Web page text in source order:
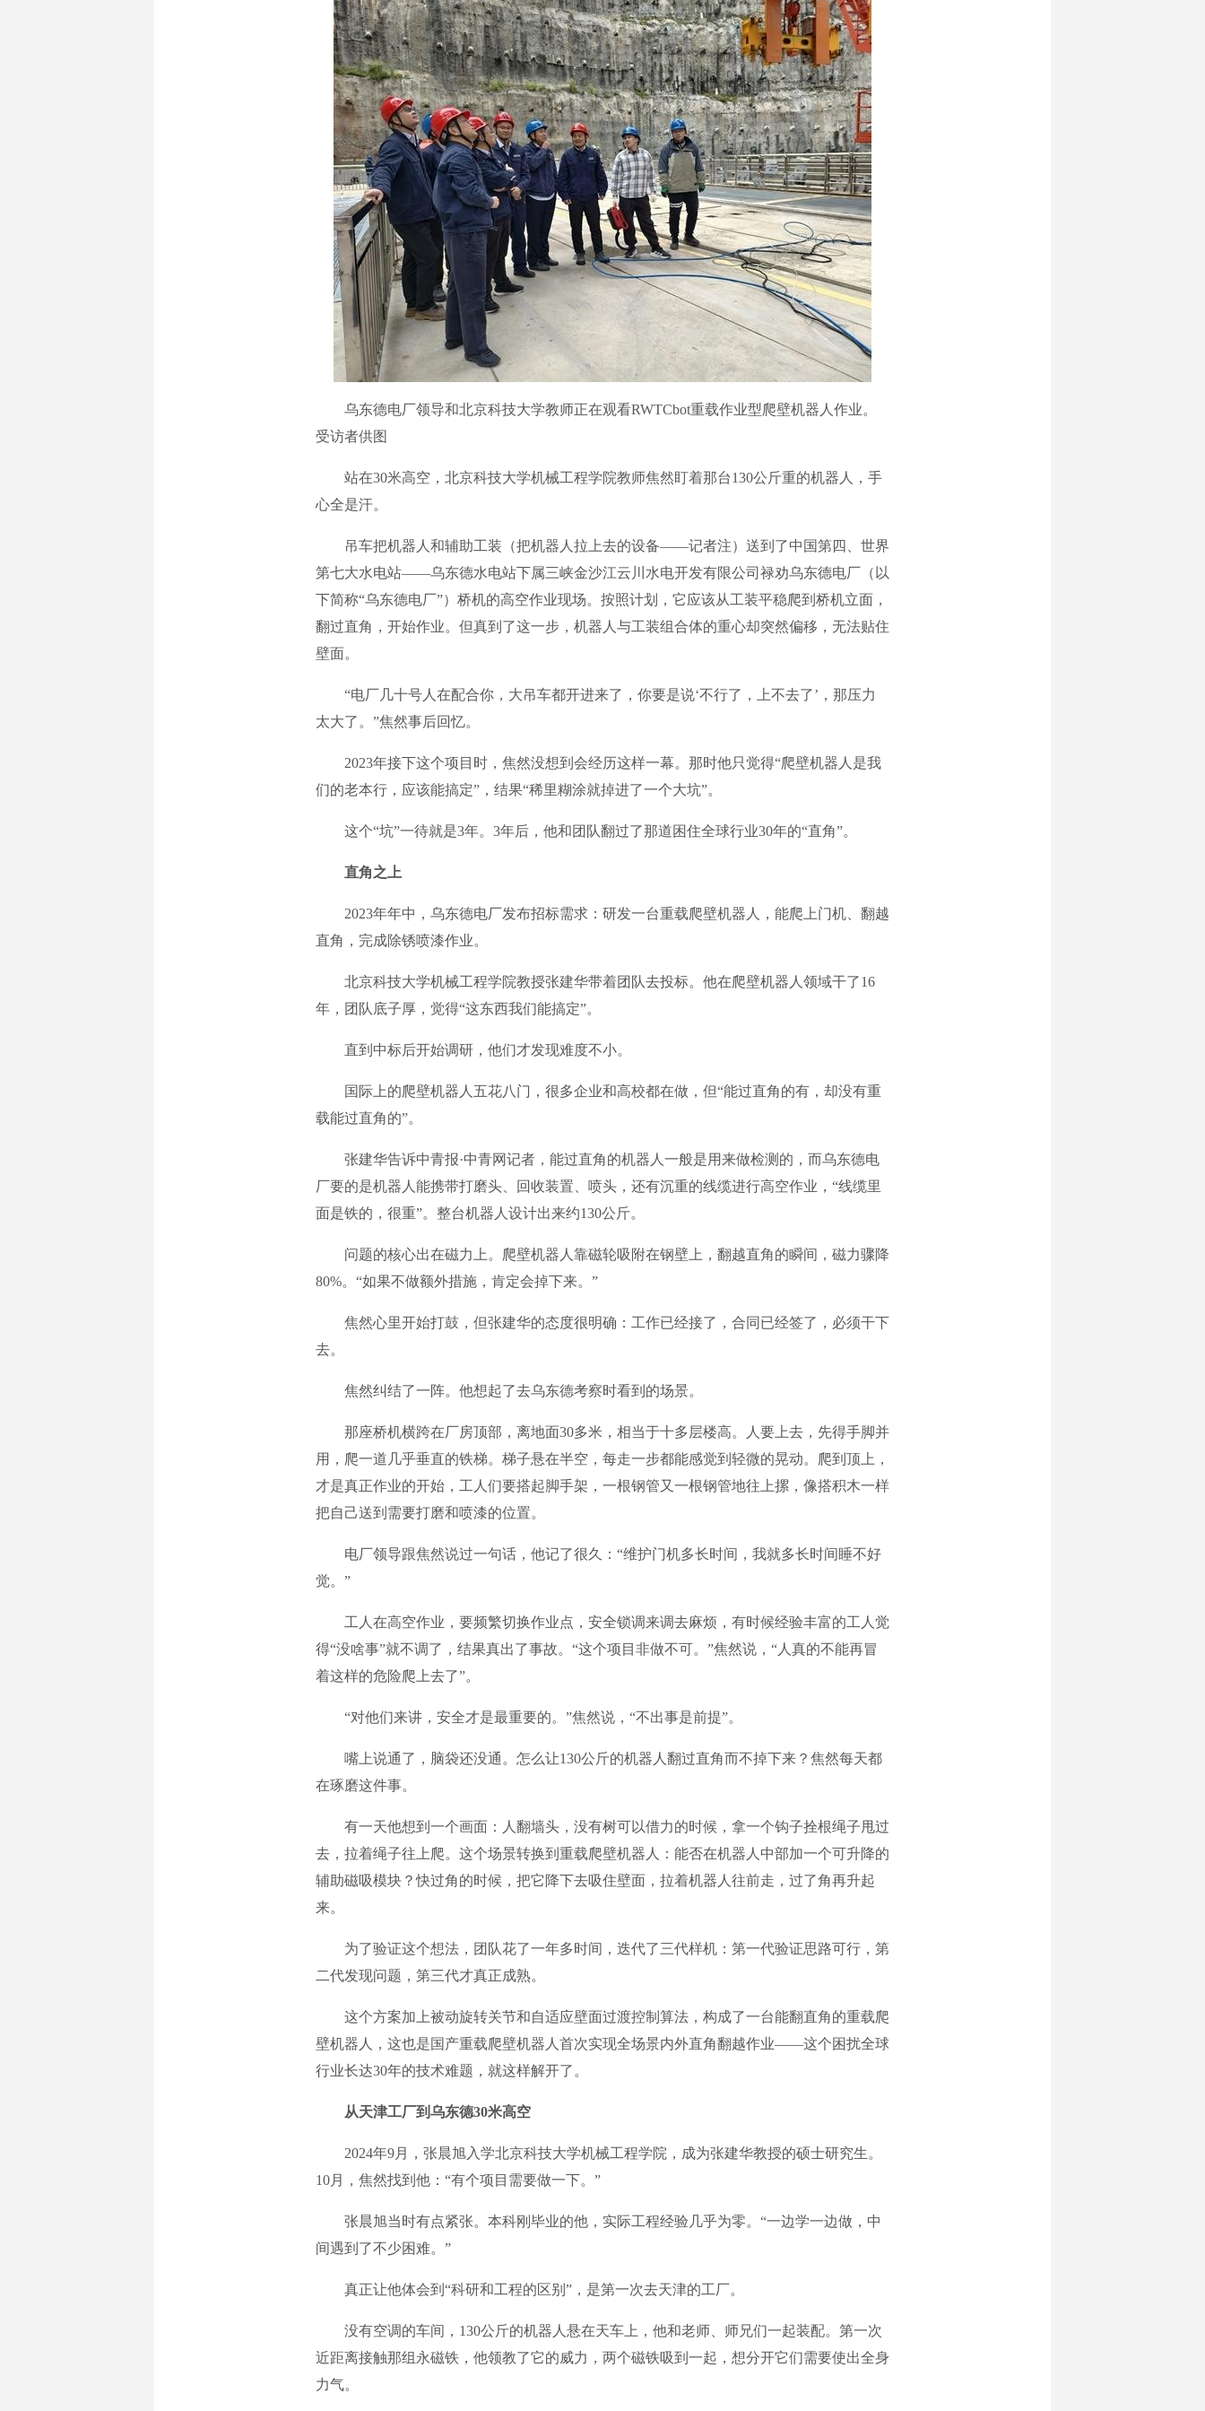
乌东德电厂领导和北京科技大学教师正在观看RWTCbot重载作业型爬壁机器人作业。
受访者供图
站在30米高空，北京科技大学机械工程学院教师焦然盯着那台130公斤重的机器人，手
心全是汗。
吊车把机器人和辅助工装（把机器人拉上去的设备——记者注）送到了中国第四、世界
第七大水电站——乌东德水电站下属三峡金沙江云川水电开发有限公司禄劝乌东德电厂（以
下简称“乌东德电厂”）桥机的高空作业现场。按照计划，它应该从工装平稳爬到桥机立面，
翻过直角，开始作业。但真到了这一步，机器人与工装组合体的重心却突然偏移，无法贴住
壁面。
“电厂几十号人在配合你，大吊车都开进来了，你要是说‘不行了，上不去了’，那压力
太大了。”焦然事后回忆。
2023年接下这个项目时，焦然没想到会经历这样一幕。那时他只觉得“爬壁机器人是我
们的老本行，应该能搞定”，结果“稀里糊涂就掉进了一个大坑”。
这个“坑”一待就是3年。3年后，他和团队翻过了那道困住全球行业30年的“直角”。
直角之上
2023年年中，乌东德电厂发布招标需求：研发一台重载爬壁机器人，能爬上门机、翻越
直角，完成除锈喷漆作业。
北京科技大学机械工程学院教授张建华带着团队去投标。他在爬壁机器人领域干了16
年，团队底子厚，觉得“这东西我们能搞定”。
直到中标后开始调研，他们才发现难度不小。
国际上的爬壁机器人五花八门，很多企业和高校都在做，但“能过直角的有，却没有重
载能过直角的”。
张建华告诉中青报·中青网记者，能过直角的机器人一般是用来做检测的，而乌东德电
厂要的是机器人能携带打磨头、回收装置、喷头，还有沉重的线缆进行高空作业，“线缆里
面是铁的，很重”。整台机器人设计出来约130公斤。
问题的核心出在磁力上。爬壁机器人靠磁轮吸附在钢壁上，翻越直角的瞬间，磁力骤降
80%。“如果不做额外措施，肯定会掉下来。”
焦然心里开始打鼓，但张建华的态度很明确：工作已经接了，合同已经签了，必须干下
去。
焦然纠结了一阵。他想起了去乌东德考察时看到的场景。
那座桥机横跨在厂房顶部，离地面30多米，相当于十多层楼高。人要上去，先得手脚并
用，爬一道几乎垂直的铁梯。梯子悬在半空，每走一步都能感觉到轻微的晃动。爬到顶上，
才是真正作业的开始，工人们要搭起脚手架，一根钢管又一根钢管地往上摞，像搭积木一样
把自己送到需要打磨和喷漆的位置。
电厂领导跟焦然说过一句话，他记了很久：“维护门机多长时间，我就多长时间睡不好
觉。”
工人在高空作业，要频繁切换作业点，安全锁调来调去麻烦，有时候经验丰富的工人觉
得“没啥事”就不调了，结果真出了事故。“这个项目非做不可。”焦然说，“人真的不能再冒
着这样的危险爬上去了”。
“对他们来讲，安全才是最重要的。”焦然说，“不出事是前提”。
嘴上说通了，脑袋还没通。怎么让130公斤的机器人翻过直角而不掉下来？焦然每天都
在琢磨这件事。
有一天他想到一个画面：人翻墙头，没有树可以借力的时候，拿一个钩子拴根绳子甩过
去，拉着绳子往上爬。这个场景转换到重载爬壁机器人：能否在机器人中部加一个可升降的
辅助磁吸模块？快过角的时候，把它降下去吸住壁面，拉着机器人往前走，过了角再升起
来。
为了验证这个想法，团队花了一年多时间，迭代了三代样机：第一代验证思路可行，第
二代发现问题，第三代才真正成熟。
这个方案加上被动旋转关节和自适应壁面过渡控制算法，构成了一台能翻直角的重载爬
壁机器人，这也是国产重载爬壁机器人首次实现全场景内外直角翻越作业——这个困扰全球
行业长达30年的技术难题，就这样解开了。
从天津工厂到乌东德30米高空
2024年9月，张晨旭入学北京科技大学机械工程学院，成为张建华教授的硕士研究生。
10月，焦然找到他：“有个项目需要做一下。”
张晨旭当时有点紧张。本科刚毕业的他，实际工程经验几乎为零。“一边学一边做，中
间遇到了不少困难。”
真正让他体会到“科研和工程的区别”，是第一次去天津的工厂。
没有空调的车间，130公斤的机器人悬在天车上，他和老师、师兄们一起装配。第一次
近距离接触那组永磁铁，他领教了它的威力，两个磁铁吸到一起，想分开它们需要使出全身
力气。